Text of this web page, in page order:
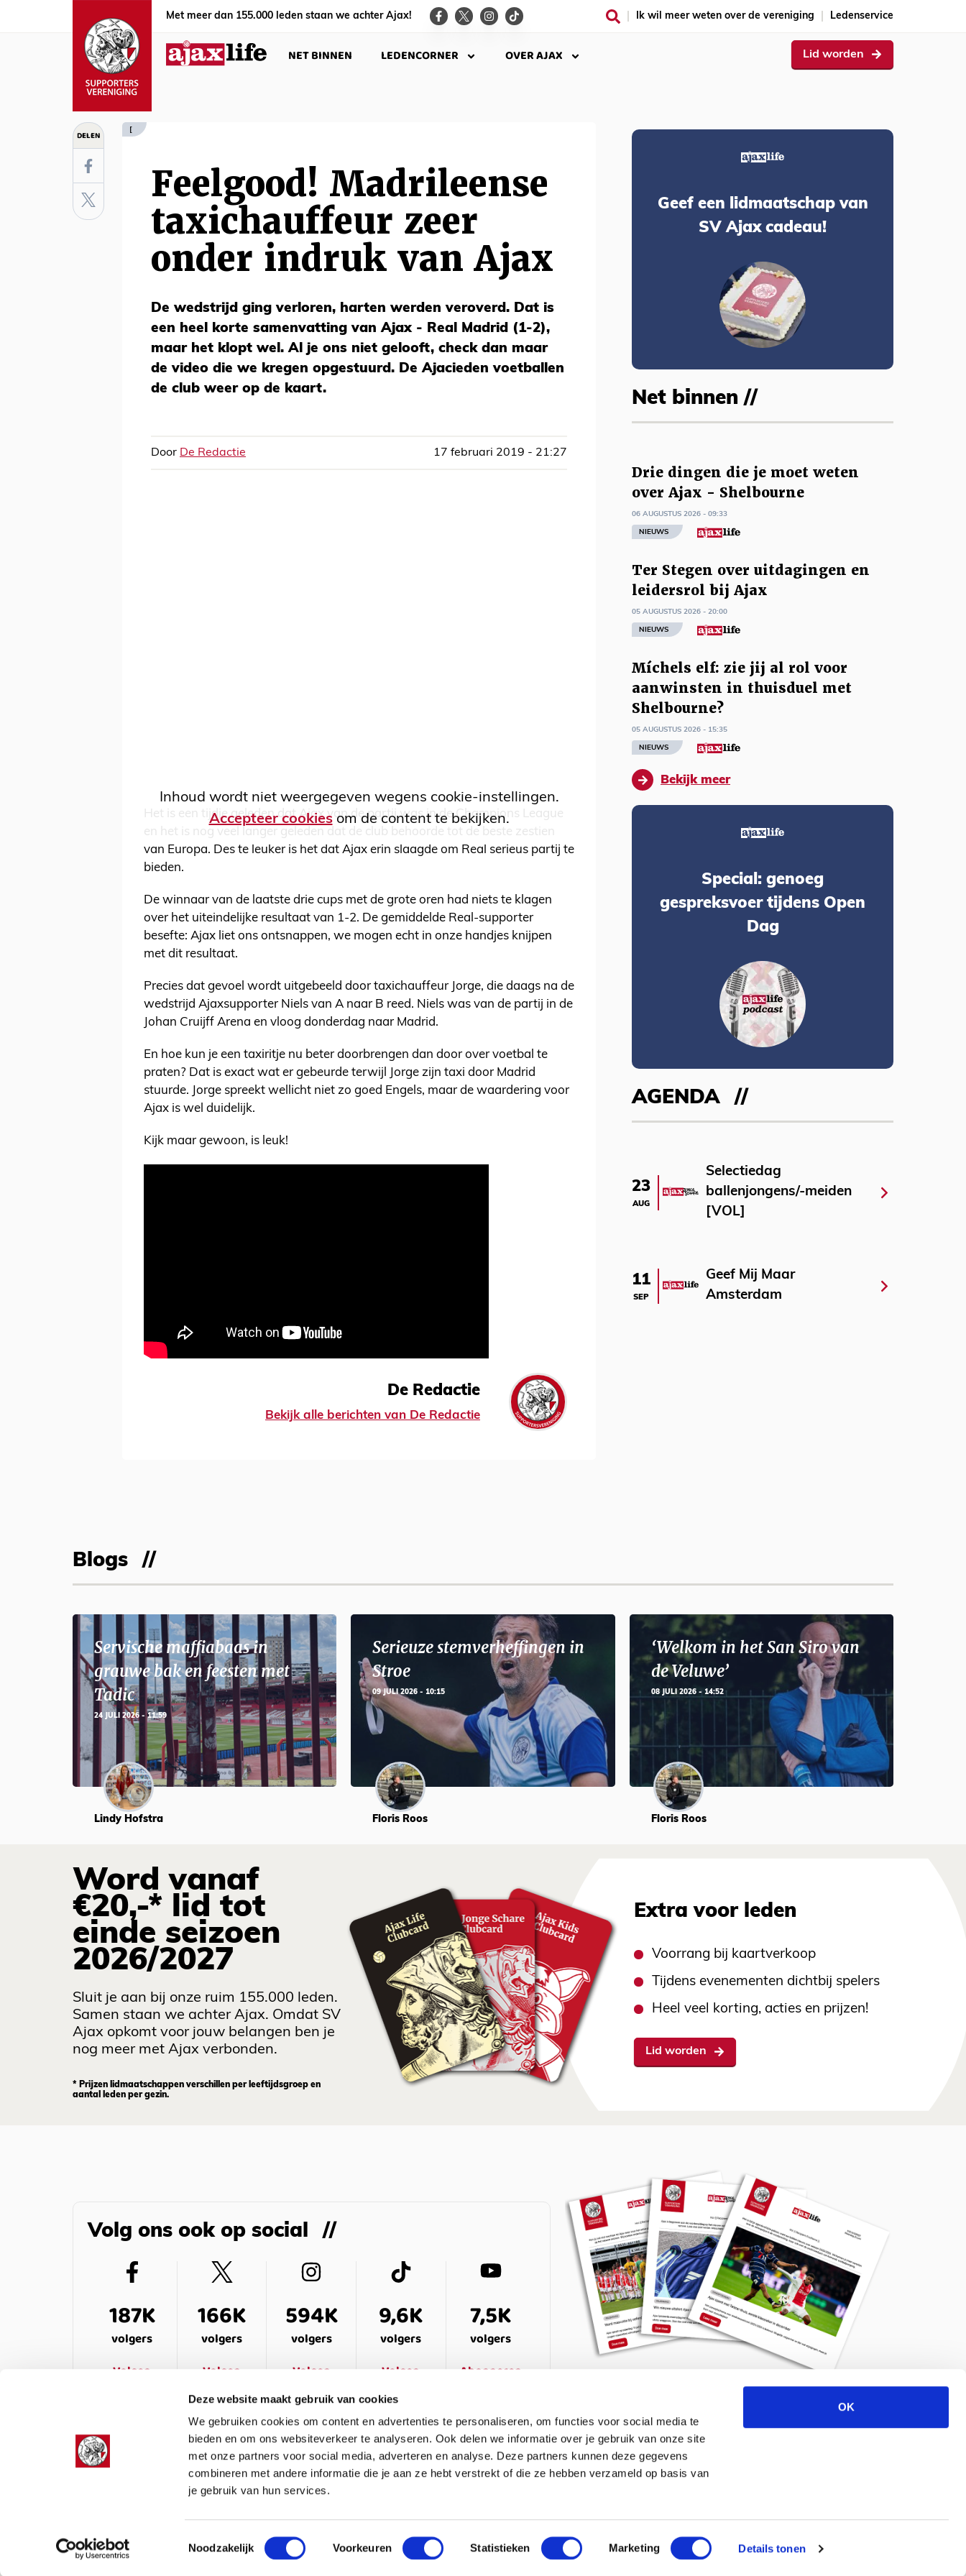
Deze website maakt gebruik van cookies
We gebruiken cookies om content en advertenties te personaliseren, om functies voor social media te
bieden en om ons websiteverkeer te analyseren. Ook delen we informatie over je gebruik van onze site
met onze partners voor social media, adverteren en analyse. Deze partners kunnen deze gegevens
combineren met andere informatie die je aan ze hebt verstrekt of die ze hebben verzameld op basis van
je gebruik van hun services.
Toestemmingsselectie
Noodzakelijk Voorkeuren Statistieken Marketing Details tonen
OK
Met meer dan 155.000 leden staan we achter Ajax! Ik wil meer weten over de vereniging Ledenservice
NET BINNEN LEDENCORNER OVER AJAX Lid worden
DELEN [
Feelgood! Madrileense
taxichauffeur zeer
onder indruk van Ajax
De wedstrijd ging verloren, harten werden veroverd. Dat is
een heel korte samenvatting van Ajax - Real Madrid (1-2),
maar het klopt wel. Al je ons niet gelooft, check dan maar
de video die we kregen opgestuurd. De Ajacieden voetballen
de club weer op de kaart.
Door De Redactie 17 februari 2019 - 21:27
Inhoud wordt niet weergegeven wegens cookie-instellingen.
Accepteer cookiesom de content te bekijken.
Het is een tijdje geleden dat Ajax van de partij was in de Champions League
en het is nog veel langer geleden dat de club behoorde tot de beste zestien
van Europa. Des te leuker is het dat Ajax erin slaagde om Real serieus partij te
bieden.
De winnaar van de laatste drie cups met de grote oren had niets te klagen
over het uiteindelijke resultaat van 1-2. De gemiddelde Real-supporter
besefte: Ajax liet ons ontsnappen, we mogen echt in onze handjes knijpen
met dit resultaat.
Precies dat gevoel wordt uitgebeeld door taxichauffeur Jorge, die daags na de
wedstrijd Ajaxsupporter Niels van A naar B reed. Niels was van de partij in de
Johan Cruijff Arena en vloog donderdag naar Madrid.
En hoe kun je een taxiritje nu beter doorbrengen dan door over voetbal te
praten? Dat is exact wat er gebeurde terwijl Jorge zijn taxi door Madrid
stuurde. Jorge spreekt wellicht niet zo goed Engels, maar de waardering voor
Ajax is wel duidelijk.
Kijk maar gewoon, is leuk!
De Redactie
Bekijk alle berichten van De Redactie
Geef een lidmaatschap van
SV Ajax cadeau!
Net binnen //
Drie dingen die je moet weten
over Ajax - Shelbourne
06 AUGUSTUS 2026 - 09:33
NIEUWS
Ter Stegen over uitdagingen en
leidersrol bij Ajax
05 AUGUSTUS 2026 - 20:00
NIEUWS
Míchels elf: zie jij al rol voor
aanwinsten in thuisduel met
Shelbourne?
05 AUGUSTUS 2026 - 15:35
NIEUWS
Bekijk meer
Special: genoeg
gespreksvoer tijdens Open
Dag
AGENDA
23
AUG
Selectiedag
ballenjongens/-meiden
[VOL]
11
SEP
Geef Mij Maar
Amsterdam
Blogs
Servische maffiabaas in
grauwe bak en feesten met
Tadic
24 JULI 2026 - 11:59
Lindy Hofstra
Serieuze stemverheffingen in
Stroe
09 JULI 2026 - 10:15
Floris Roos
‘Welkom in het San Siro van
de Veluwe’
08 JULI 2026 - 14:52
Floris Roos
Word vanaf
€20,-* lid tot
einde seizoen
2026/2027
Sluit je aan bij onze ruim 155.000 leden.
Samen staan we achter Ajax. Omdat SV
Ajax opkomt voor jouw belangen ben je
nog meer met Ajax verbonden.
* Prijzen lidmaatschappen verschillen per leeftijdsgroep en
aantal leden per gezin.
Extra voor leden
Voorrang bij kaartverkoop
Tijdens evenementen dichtbij spelers
Heel veel korting, acties en prijzen!
Lid worden
Volg ons ook op social
187K
volgers
Volgen
166K
volgers
Volgen
594K
volgers
Volgen
9,6K
volgers
Volgen
7,5K
volgers
Abonneren
Meld je aan voor de nieuwsbrief
OVER ONS VEELGESTELDE VRAGEN
Colofon Cookies Algemene voorwaarden © 2026 ajaxlife.nl – Powered by TRES